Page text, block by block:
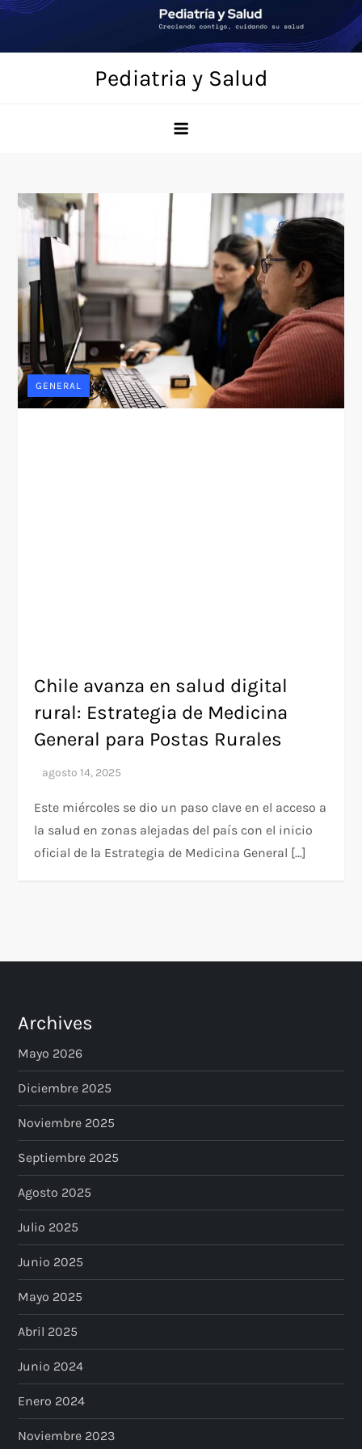
Saltar
contenido
Pediatria y Salud
GENERAL
Chile avanza en salud digital
rural: Estrategia de Medicina
General para Postas Rurales
Este miércoles se dio un paso clave en el acceso a
la salud en zonas alejadas del país con el inicio
oficial de la Estrategia de Medicina General […]
Archives
Mayo 2026
Diciembre 2025
Noviembre 2025
Septiembre 2025
Agosto 2025
Julio 2025
Junio 2025
Mayo 2025
Abril 2025
Junio 2024
Enero 2024
Noviembre 2023